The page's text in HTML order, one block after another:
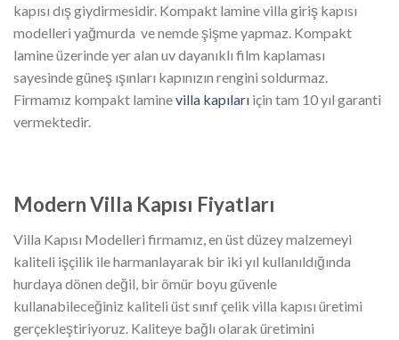
kapısı dış giydirmesidir. Kompakt lamine villa giriş kapısı
modelleri yağmurda ve nemde şişme yapmaz. Kompakt
lamine üzerinde yer alan uv dayanıklı film kaplaması
sayesinde güneş ışınları kapınızın rengini soldurmaz.
Firmamız kompakt laminevilla kapıları için tam 10 yıl garanti
vermektedir.
Modern Villa Kapısı Fiyatları
Villa Kapısı Modelleri firmamız, en üst düzey malzemeyi
kaliteli işçilik ile harmanlayarak bir iki yıl kullanıldığında
hurdaya dönen değil, bir ömür boyu güvenle
kullanabileceğiniz kaliteli üst sınıf çelik villa kapısı üretimi
gerçekleştiriyoruz. Kaliteye bağlı olarak üretimini